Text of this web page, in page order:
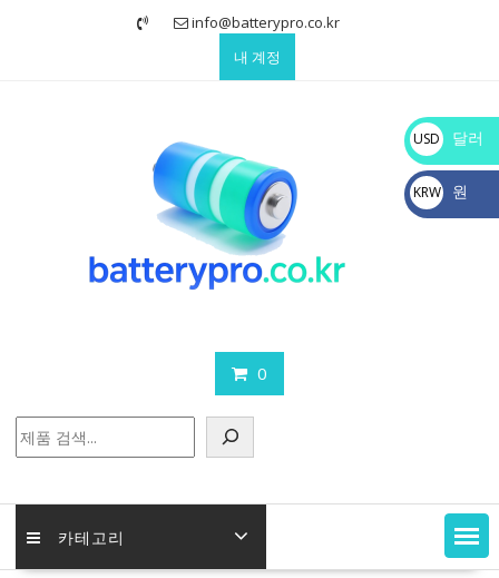
info@batterypro.co.kr
내 계정
0
색
카테고리
USD
$
달러
KRW
₩
원